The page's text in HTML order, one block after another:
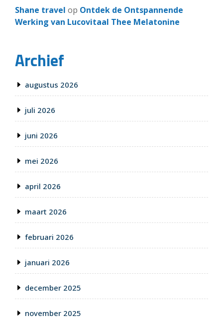
Shane travel op Ontdek de Ontspannende
Werking van Lucovitaal Thee Melatonine
Archief
augustus 2026
juli 2026
juni 2026
mei 2026
april 2026
maart 2026
februari 2026
januari 2026
december 2025
november 2025